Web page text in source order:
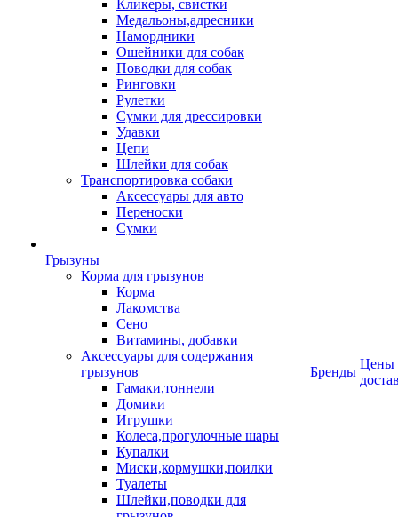
Кликеры, свистки
Медальоны,адресники
Намордники
Ошейники для собак
Поводки для собак
Ринговки
Рулетки
Сумки для дрессировки
Удавки
Цепи
Шлейки для собак
Транспортировка собаки
Аксессуары для авто
Переноски
Сумки
Грызуны
Корма для грызунов
Корма
Лакомства
Сено
Витамины, добавки
Аксессуары для содержания
грызунов
Гамаки,тоннели
Домики
Игрушки
Колеса,прогулочные шары
Купалки
Миски,кормушки,поилки
Туалеты
Шлейки,поводки для
Бренды
Цены